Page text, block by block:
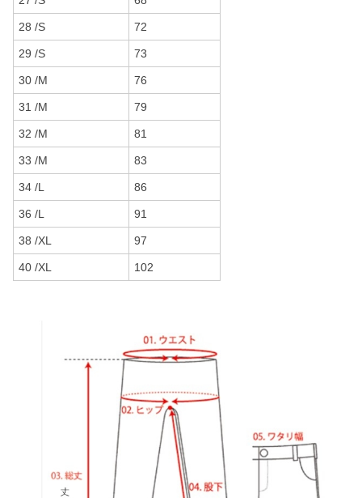
28 /S 72
29 /S 73
30 /M 76
31 /M 79
32 /M 81
33 /M 83
34 /L 86
36 /L 91
38 /XL 97
40 /XL 102